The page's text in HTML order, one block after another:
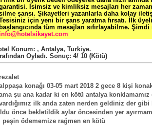
İsimsiz ve kimliksiz mesajları her zaman
şansı. Şikayetleri yazanlarla daha kolay
için yeni bir şans yaratma fırsatı. İlk
başlangıcında tüm mesajları sıfırlayabilme. Şimdi
Konum: , Antalya, Turkiye.
Oyladı. Sonuç: 4/ 10 (Kötü)
rezalet
konağı 03-05 mart 2018 2 gece 8 kişi
şu ana kadar ki en kötü antalya
ilk anda zaten nerden geldiniz der gibi
önce bekletildik aylar öncesinden yer
peşin ödememize rağmen en kötü